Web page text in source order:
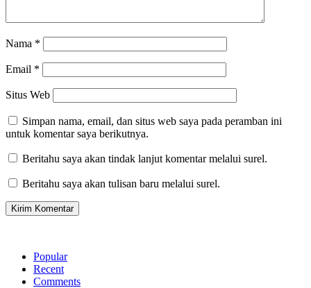
Nama *
Email *
Situs Web
Simpan nama, email, dan situs web saya pada peramban ini
untuk komentar saya berikutnya.
Beritahu saya akan tindak lanjut komentar melalui surel.
Beritahu saya akan tulisan baru melalui surel.
Popular
Recent
Comments